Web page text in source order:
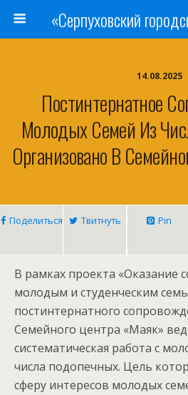
14.08.2025
Постинтернатное
Молодых Семей Из
Организовано В
Поделиться Твитнуть Pin
В рамках проекта «Оказание
молодым и студенческим
постинтернатного
Семейного центра «Маяк»
систематическая работа с
числа подопечных. Цель
сферу интересов молодых